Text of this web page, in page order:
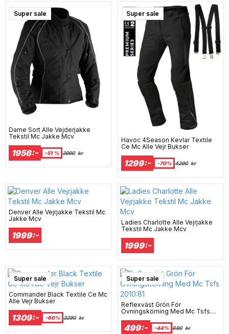
Super sale
Dame Sort Alle Vejderjakke
Tekstil Mc Jakke Mcv
1956:- -51 % 3990 kr
Super sale
Havoc 4Season Kevlar Textile
Ce Mc Alle Vejr Bukser
1299:- -70% 4290 kr
Denver Alle Vejrjakke Tekstil Mc
Jakke Mcv
1999:-
Ladies Charlotte Alle Vejrjakke
Tekstil Mc Jakke Mcv
1999:-
Super sale
Commander Black Textile Ce Mc
Alle Vejr Bukser
1309:- -60% 3290 kr
Super sale
Reflexväst Grön För
Övningskörning Med Mc Tsfs
499:- -44% 890 kr